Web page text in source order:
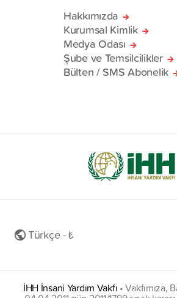
Hakkımızda
Kurumsal Kimlik
Medya Odası
Şube ve Temsilcilikler
Bülten / SMS Abonelik
Türkçe - ₺
İHH İnsani Yardım Vakfı •Vakfımıza,